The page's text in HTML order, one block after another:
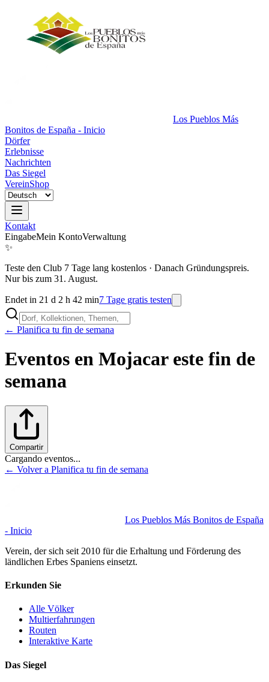
Los Pueblos Más
Bonitos de España - Inicio
Dörfer
Erlebnisse
Nachrichten
Das Siegel
VereinShop
Kontakt
EingabeMein KontoVerwaltung
✨
Teste den Club 7 Tage lang kostenlos · Danach Gründungspreis.
Nur bis zum 31. August.
Endet in 21 d 2 h 42 min7 Tage gratis testen
← Planifica tu fin de semana
Eventos en Mojacareste fin de
semana
Compartir
Cargando eventos...
← Volver a Planifica tu fin de semana
Los Pueblos Más Bonitos de España
- Inicio
Verein, der sich seit 2010 für die Erhaltung und Förderung des
ländlichen Erbes Spaniens einsetzt.
Erkunden Sie
Alle Völker
Multierfahrungen
Routen
Interaktive Karte
Das Siegel